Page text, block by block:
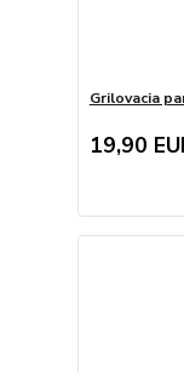
Grilovacia
19,90